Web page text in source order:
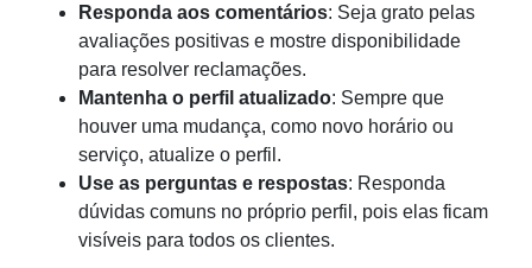
Responda aos comentários: Seja grato pelas
avaliações positivas e mostre disponibilidade
para resolver reclamações.
Mantenha o perfil atualizado: Sempre que
houver uma mudança, como novo horário ou
serviço, atualize o perfil.
Use as perguntas e respostas: Responda
dúvidas comuns no próprio perfil, pois elas ficam
visíveis para todos os clientes.